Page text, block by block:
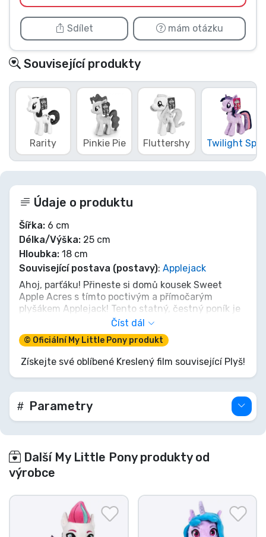
Sdílet mám otázku
Související produkty
Rarity Pinkie Pie Fluttershy Twilight Sp...
Údaje o produktu
Šířka: 6 cm
Délka/Výška: 25 cm
Hloubka: 18 cm
Související postava (postavy): Applejack
Ahoj, parťáku! Přineste si domů kousek Sweet
Apple Acres s tímto poctivým a přímočarým
plyšákem Applejack! Tento statný, čestný poník je
připraven na každé dobrodružství, ať už je to
sbírání jablek nebo jen ty nejlepší objetí v Equestrii.
Její měkká, třpytivá hříva a ocas jen čekají na stisk.
Nebuďte kyselé jablko, přidejte si tuto věrnou
kamarádku do svého stáda ještě dnes!
Číst dál
© Oficiální My Little Pony produkt
Získejte své oblíbené Kreslený film související Plyš!
Parametry
Další My Little Pony produkty od
výrobce